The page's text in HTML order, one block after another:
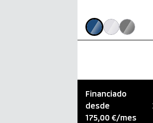
Financiado
desde
175,00 €/mes